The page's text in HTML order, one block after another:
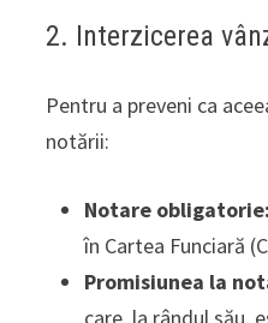
2. Interzicerea
Pentru a preveni ca
notării:
Notare obligatorie:
în Cartea Funciară
Promisiunea la